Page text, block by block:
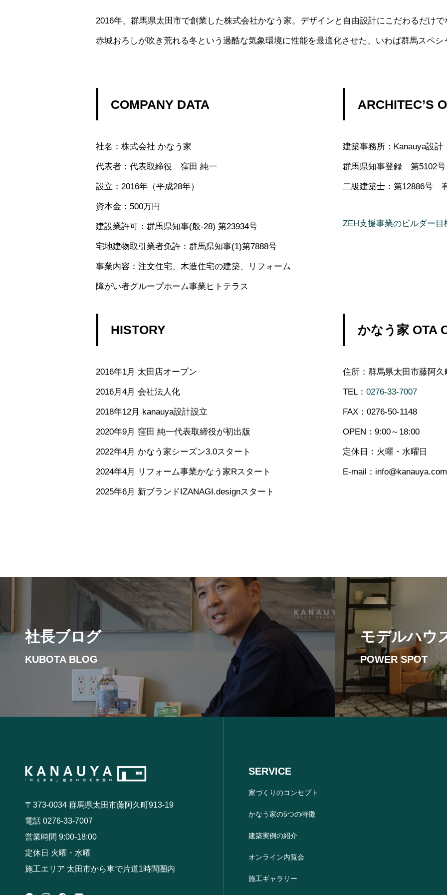
2016年、群馬県太田市で創業した株式会社かなう家。デザインと自由設計にこだわるだけ
赤城おろしが吹き荒れる冬という過酷な気象環境に性能を最適化させた、いわば群馬スペ
COMPANY DATA
社名：株式会社 かなう家
代表者：代表取締役 窪田 純一
設立：2016年（平成28年）
資本金：500万円
建設業許可：群馬県知事(般-28) 第23934号
宅地建物取引業者免許：群馬県知事(1)第7888号
事業内容：注文住宅、木造住宅の建築、リフォーム
障がい者グループホーム事業ヒトテラス
ARCHITEC’S
建築事務所：Kanauya設計
群馬県知事登録 第5102号
二級建築士：第12886号
ZEH支援事業のビルダー目
HISTORY
2016年1月 太田店オープン
2016月4月 会社法人化
2018年12月 kanauya設計設立
2020年9月 窪田 純一代表取締役が初出版
2022年4月 かなう家シーズン3.0スタート
2024年4月 リフォーム事業かなう家Rスタート
2025年6月 新ブランドIZANAGI.designスタート
かなう家 OTA
住所：群馬県太田市藤阿久
TEL： 0276-33-7007
FAX：0276-50-1148
OPEN：9:00～18:00
定休日：火曜・水曜日
E-mail：info@kanauya.com
社長ブログ
KUBOTA BLOG
モデルハウ
POWER SPOT
〒373-0034 群馬県太田市藤阿久町913-19
電話 0276-33-7007
営業時間 9:00-18:00
定休日 火曜・水曜
施工エリア 太田市から車で片道1時間圏内
SERVICE
家づくりのコンセプト
かなう家の5つの特徴
建築実例の紹介
オンライン内覧会
施工ギャラリー